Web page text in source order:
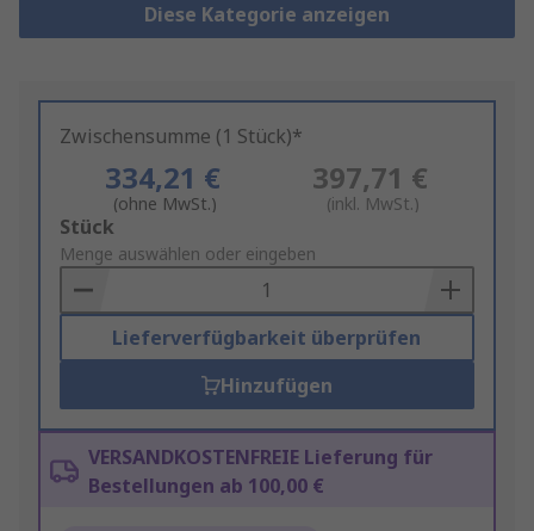
Diese Kategorie anzeigen
Zwischensumme (1 Stück)*
334,21 €
(ohne MwSt.)
397,71 €
(inkl. MwSt.)
Add
to
Basket
Stück
Menge auswählen oder eingeben
Lieferverfügbarkeit überprüfen
Hinzufügen
VERSANDKOSTENFREIE Lieferung für
Bestellungen ab 100,00 €